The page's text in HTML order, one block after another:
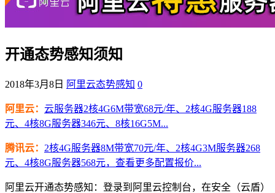
开通态势感知须知
2018年3月8日 阿里云态势感知 0
阿里云： 云服务器2核4G6M带宽68元/年、2核4G服务器188
元、4核8G服务器346元、8核16G5M...
腾讯云： 2核4G服务器8M带宽70元/年、2核4G3M服务器268
元、4核8G服务器568元，查看更多配置报价...
阿里云开通态势感知：登录到阿里云控制台，在安全（云盾）